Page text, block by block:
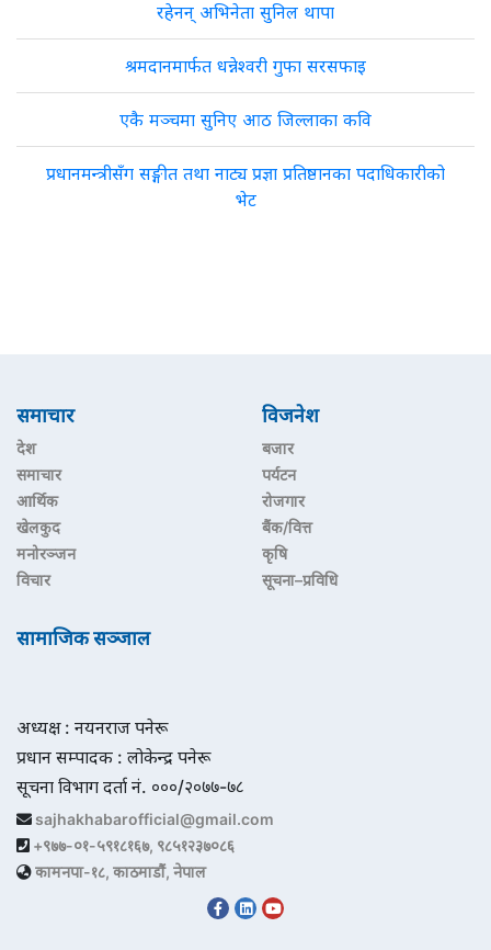
रहेनन् अभिनेता सुनिल थापा
श्रमदानमार्फत धन्नेश्वरी गुफा सरसफाइ
एकै मञ्चमा सुनिए आठ जिल्लाका कवि
प्रधानमन्त्रीसँग सङ्गीत तथा नाट्य प्रज्ञा प्रतिष्ठानका पदाधिकारीको
भेट
समाचार
देश
समाचार
आर्थिक
खेलकुद
मनोरञ्जन
विचार
विजनेश
बजार
पर्यटन
रोजगार
बैंक/वित्त
कृषि
सूचना–प्रविधि
सामाजिक सञ्जाल
अध्यक्ष : नयनराज पनेरू
प्रधान सम्पादक : लोकेन्द्र पनेरू
सूचना विभाग दर्ता नं. ०००/२०७७-७८
sajhakhabarofficial@gmail.com
+९७७-०१-५९१८१६७, ९८५१२३७०८६
कामनपा-१८, काठमाडौं, नेपाल